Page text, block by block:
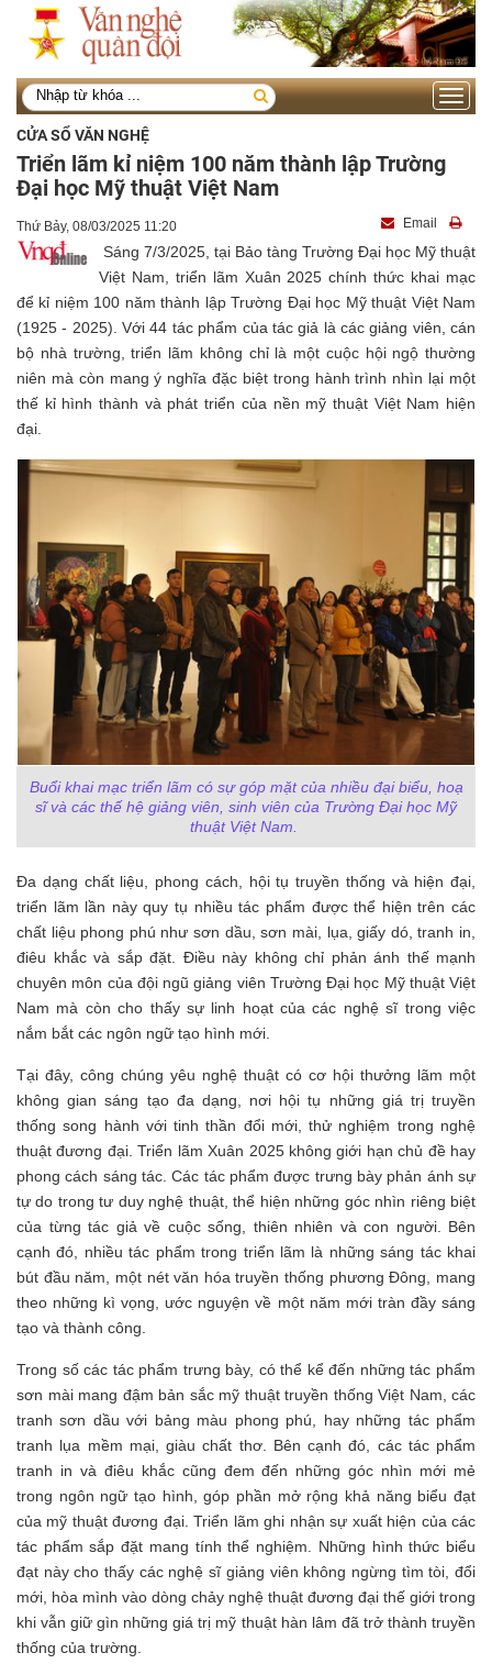
Toggle
CỬA SỔ VĂN NGHỆ
Triển lãm kỉ niệm 100 năm thành lập Trường
Đại học Mỹ thuật Việt Nam
Thứ Bảy, 08/03/2025 11:20 Email
Sáng 7/3/2025, tại Bảo tàng Trường Đại học Mỹ thuật
Việt Nam, triển lãm Xuân 2025 chính thức khai mạc
để kỉ niệm 100 năm thành lập Trường Đại học Mỹ thuật Việt Nam
(1925 - 2025). Với 44 tác phẩm của tác giả là các giảng viên, cán
bộ nhà trường, triển lãm không chỉ là một cuộc hội ngộ thường
niên mà còn mang ý nghĩa đặc biệt trong hành trình nhìn lại một
thế kỉ hình thành và phát triển của nền mỹ thuật Việt Nam hiện
đại.
Buổi khai mạc triển lãm có sự góp mặt của nhiều đại biểu, hoạ
sĩ và các thế hệ giảng viên, sinh viên của Trường Đại học Mỹ
thuật Việt Nam.
Đa dạng chất liệu, phong cách, hội tụ truyền thống và hiện đại,
triển lãm lần này quy tụ nhiều tác phẩm được thể hiện trên các
chất liệu phong phú như sơn dầu, sơn mài, lụa, giấy dó, tranh in,
điêu khắc và sắp đặt. Điều này không chỉ phản ánh thế mạnh
chuyên môn của đội ngũ giảng viên Trường Đại học Mỹ thuật Việt
Nam mà còn cho thấy sự linh hoạt của các nghệ sĩ trong việc
nắm bắt các ngôn ngữ tạo hình mới.
Tại đây, công chúng yêu nghệ thuật có cơ hội thưởng lãm một
không gian sáng tạo đa dạng, nơi hội tụ những giá trị truyền
thống song hành với tinh thần đổi mới, thử nghiệm trong nghệ
thuật đương đại. Triển lãm Xuân 2025 không giới hạn chủ đề hay
phong cách sáng tác. Các tác phẩm được trưng bày phản ánh sự
tự do trong tư duy nghệ thuật, thể hiện những góc nhìn riêng biệt
của từng tác giả về cuộc sống, thiên nhiên và con người. Bên
cạnh đó, nhiều tác phẩm trong triển lãm là những sáng tác khai
bút đầu năm, một nét văn hóa truyền thống phương Đông, mang
theo những kì vọng, ước nguyện về một năm mới tràn đầy sáng
tạo và thành công.
Trong số các tác phẩm trưng bày, có thể kể đến những tác phẩm
sơn mài mang đậm bản sắc mỹ thuật truyền thống Việt Nam, các
tranh sơn dầu với bảng màu phong phú, hay những tác phẩm
tranh lụa mềm mại, giàu chất thơ. Bên cạnh đó, các tác phẩm
tranh in và điêu khắc cũng đem đến những góc nhìn mới mẻ
trong ngôn ngữ tạo hình, góp phần mở rộng khả năng biểu đạt
của mỹ thuật đương đại. Triển lãm ghi nhận sự xuất hiện của các
tác phẩm sắp đặt mang tính thể nghiệm. Những hình thức biểu
đạt này cho thấy các nghệ sĩ giảng viên không ngừng tìm tòi, đổi
mới, hòa mình vào dòng chảy nghệ thuật đương đại thế giới trong
khi vẫn giữ gìn những giá trị mỹ thuật hàn lâm đã trở thành truyền
thống của trường.